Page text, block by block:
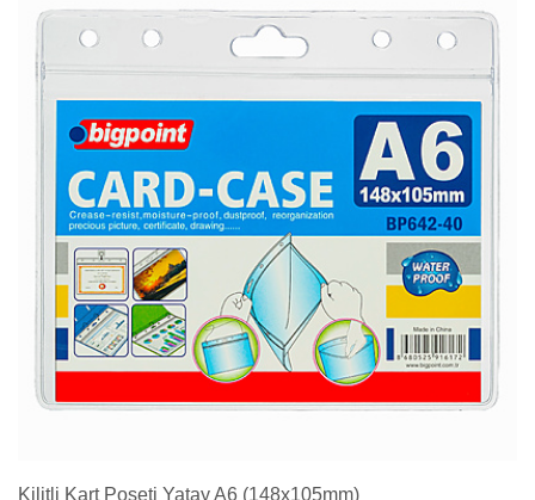
Kilitli Kart Poşeti Yatay A6 (148x105mm)